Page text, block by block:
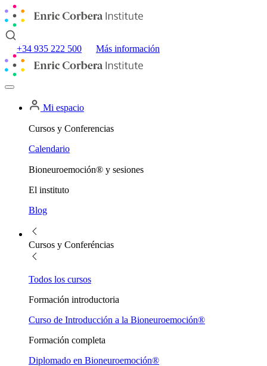
+34 935 222 500 Más información
Mi espacio
Cursos y Conferencias
Calendario
Bioneuroemoción® y sesiones
El instituto
Blog
Cursos y Conferéncias
Todos los cursos
Formación introductoria
Curso de Introducción a la Bioneuroemoción®
Formación completa
Diplomado en Bioneuroemoción®